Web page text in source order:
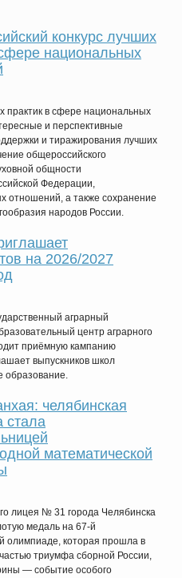
конкурс лучших
национальных
практик в сфере национальных
и перспективные
и тиражирования лучших
общероссийского
общности
Федерации,
отношений, а также сохранение
народов России.
на 2026/2027
аграрный
центр аграрного
приёмную кампанию
выпускников школ
образование.
челябинская
стала
математической
лицея № 31 города Челябинска
медаль на 67-й
олимпиаде, которая прошла в
триумфа сборной России,
— событие особого